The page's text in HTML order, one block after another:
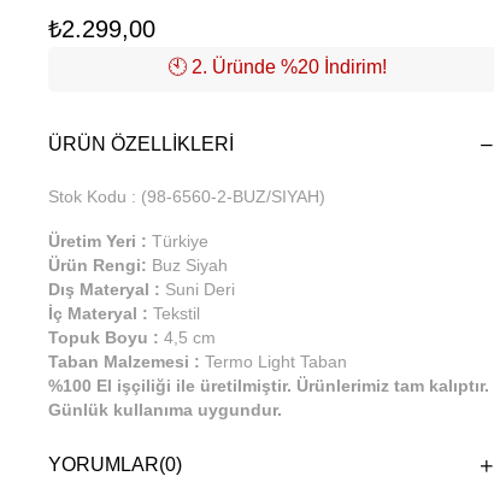
₺2.299,00
🕙️ 2. Üründe %20 İndirim!
ÜRÜN ÖZELLIKLERI
Stok Kodu (98-6560-2-BUZ/SIYAH)
Üretim Yeri : Türkiye
Ürün Rengi: Buz Siyah
Dış Materyal : Suni Deri
İç Materyal : Tekstil
Topuk Boyu : 4,5 cm
Taban Malzemesi : Termo Light Taban
%100 El işçiliği ile üretilmiştir. Ürünlerimiz tam kalıptır.
Günlük kullanıma uygundur.
YORUMLAR(0)